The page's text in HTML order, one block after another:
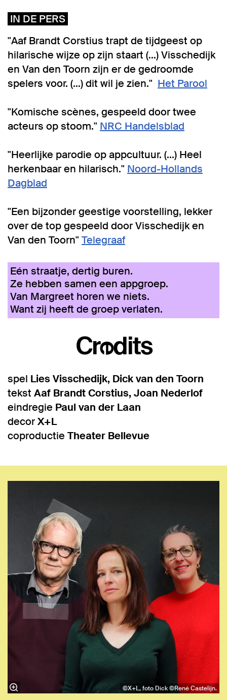
IN DE PERS
"Aaf Brandt Corstius trapt de tijdgeest op
hilarische wijze op zijn staart (...) Visschedijk
en Van den Toorn zijn er de gedroomde
spelers voor. (...) dit wil je zien." Het Parool
"Komische scènes, gespeeld door twee
acteurs op stoom." NRC Handelsblad
"Heerlijke parodie op appcultuur. (...) Heel
herkenbaar en hilarisch." Noord-Hollands
Dagblad
"Een bijzonder geestige voorstelling, lekker
over de top gespeeld door Visschedijk en
Van den Toorn" Telegraaf
Eén straatje, dertig buren.
Ze hebben samen een appgroep.
Van Margreet horen we niets.
Want zij heeft de groep verlaten.
Credits
spel Lies Visschedijk, Dick van den Toorn
tekst Aaf Brandt Corstius, Joan Nederlof
eindregie Paul van der Laan
decorX+L
coproductie Theater Bellevue
©X+L, foto Dick ©René Castelijn.